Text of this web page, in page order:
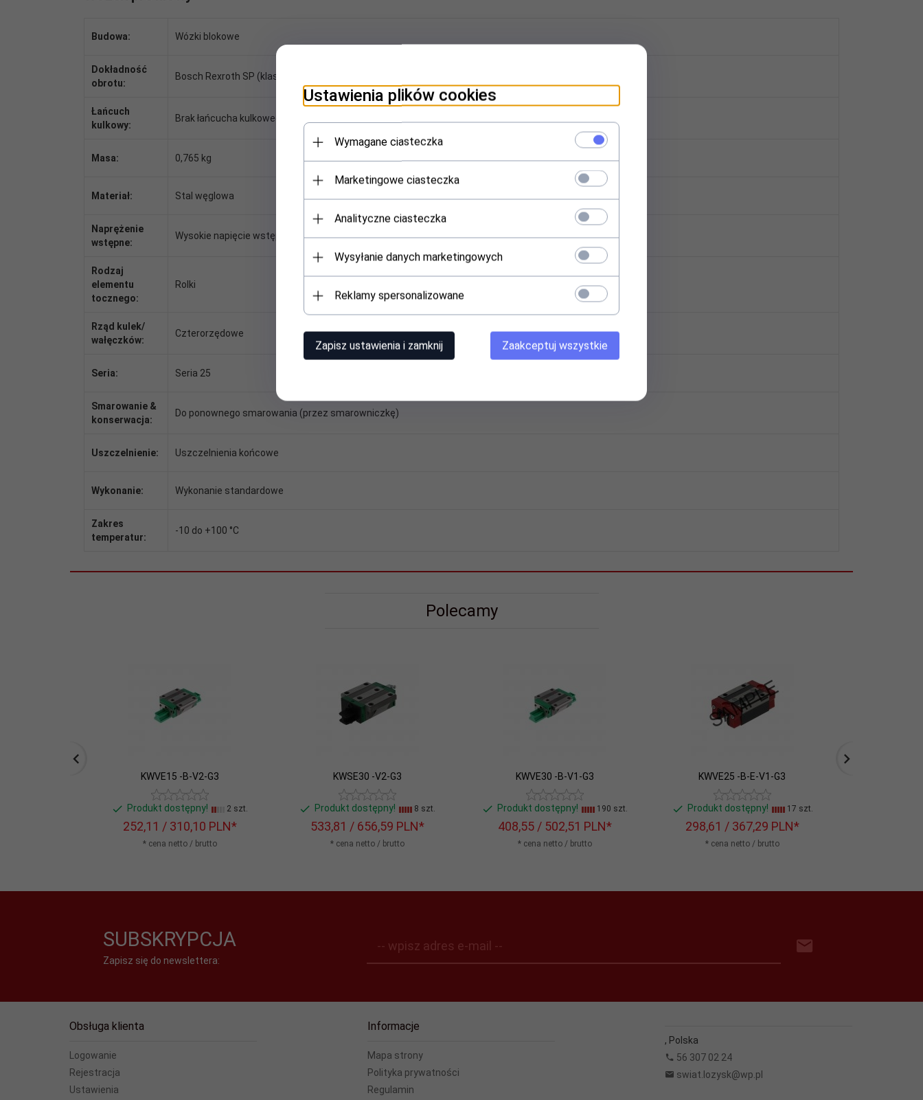
Budowa: Wózki blokowe
Dokładność
obrotu:
Bosch Rexroth SP (klasa superprecyzyjna)
Łańcuch
kulkowy:
Brak łańcucha kulkowego
Masa: 0,765 kg
Materiał: Stal węglowa
Naprężenie
wstępne:
Wysokie napięcie wstępne
Rodzaj
elementu
tocznego:
Rolki
Rząd kulek/
wałęczków:
Czterorzędowe
Seria: Seria 25
Smarowanie &
konserwacja:
Do ponownego smarowania (przez smarowniczkę)
Uszczelnienie: Uszczelnienia końcowe
Wykonanie: Wykonanie standardowe
Zakres
temperatur:
-10 do +100 °C
Polecamy
KWVE15 -B-V2-G3
Produkt dostępny! 2 szt.
252,11 / 310,10 PLN*
* cena netto / brutto
KWSE30 -V2-G3
Produkt dostępny! 8 szt.
533,81 / 656,59 PLN*
* cena netto / brutto
KWVE30 -B-V1-G3
Produkt dostępny! 190 szt.
408,55 / 502,51 PLN*
* cena netto / brutto
KWVE25 -B-E-V1-G3
Produkt dostępny! 17 szt.
298,61 / 367,29 PLN*
* cena netto / brutto
SUBSKRYPCJA
Zapisz się do newslettera:
-- wpisz adres e-mail --
Obsługa klienta
Logowanie
Rejestracja
Ustawienia
Informacje
Mapa strony
Polityka prywatności
Regulamin
, Polska
56 307 02 24
swiat.lozysk@wp.pl
Ustawienia plików cookies
Wymagane ciasteczka
Marketingowe ciasteczka
Analityczne ciasteczka
Wysyłanie danych marketingowych
Reklamy spersonalizowane
Zapisz ustawienia i zamknij Zaakceptuj wszystkie